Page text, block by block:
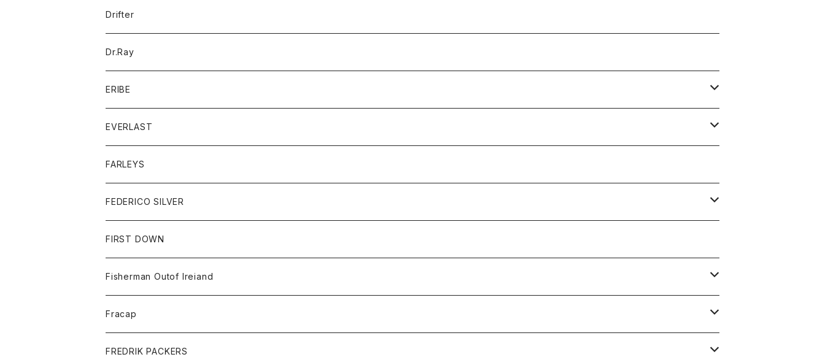
バッグ
コート
ジャケット
アクセサリー
バッグ
キッズ
シャツ
Tシャツ
グッズ
帽子
トップス
シャツ
セーター
ボトム
ショートパンツ
パンツ
レディース
コート
ジャケット
帽子
Drifter
Dr.Ray
ERIBE
ニット
EVERLAST
トップス
ジャケット
スエットシャツ
ボトム
スエットパンツ
グッズ
帽子
FARLEYS
FEDERICO SILVER
アクセサリー
FIRST DOWN
Fisherman Outof Ireiand
ニット
Fracap
グッズ
FREDRIK PACKERS